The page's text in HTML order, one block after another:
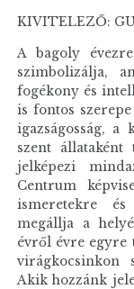
KIVITELEZŐ:
A bagoly
szimbolizálja,
fogékony és
is fontos szerepe
igazságosság, a
szent állataként
jelképezi
Centrum
ismeretekre
megállja a
évről évre egyre
virágkocsinkon
Akik hozzánk